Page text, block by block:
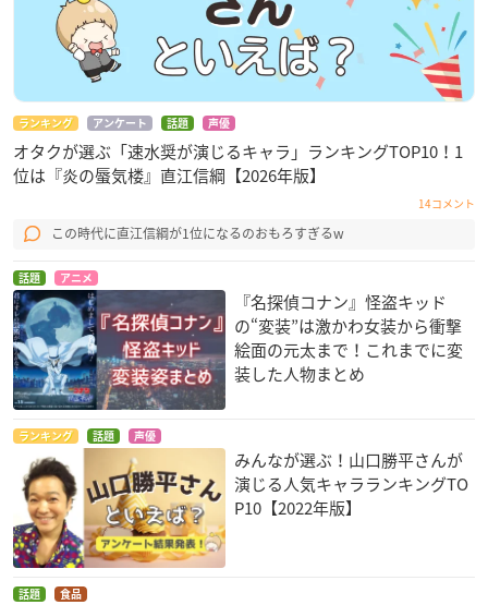
ランキング アンケート 話題 声優
オタクが選ぶ「速水奨が演じるキャラ」ランキングTOP10！1
位は『炎の蜃気楼』直江信綱【2026年版】
14コメント
この時代に直江信綱が1位になるのおもろすぎるw
話題 アニメ
『名探偵コナン』怪盗キッド
の“変装”は激かわ女装から衝撃
絵面の元太まで！これまでに変
装した人物まとめ
ランキング 話題 声優
みんなが選ぶ！山口勝平さんが
演じる人気キャラランキングTO
P10【2022年版】
話題 食品